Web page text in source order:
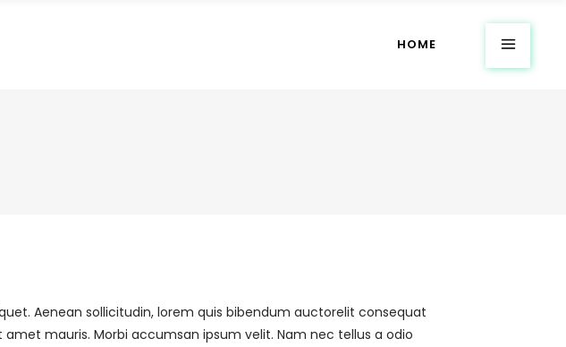
HOME
Aenean sollicitudin, lorem quis bibendum auctorelit consequat
mauris. Morbi accumsan ipsum velit. Nam nec tellus a odio